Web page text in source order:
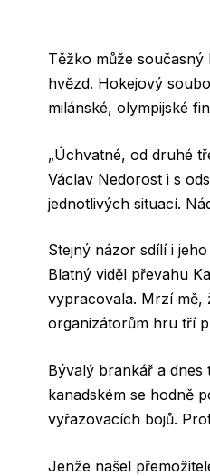
Těžko může
hvězd. Hokejový
milánské, olympijské
„Úchvatné, od druhé
Václav Nedorost i s
jednotlivých situací.
Stejný názor sdílí i
Blatný viděl převahu
vypracovala. Mrzí mě,
organizátorům hru tří
Bývalý brankář a dnes
kanadském se hodně
vyřazovacích bojů.
Jenže našel